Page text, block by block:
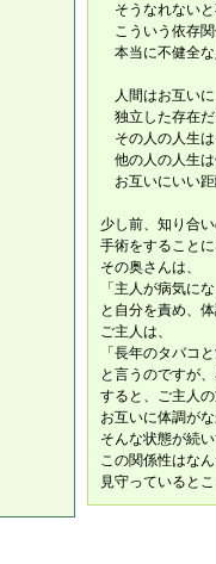
そうなれないと
こういう依存関
本当に不健全な
人間はお互いに
独立した存在だ
その人の人生は
他の人の人生は
お互いにいい距
少し前、知り合
手術をすること
その奥さんは、
「主人が病気に
と自分を責め、
ご主人は、
「長年のタバコ
と言うのですが
すると、ご主人
お互いに体調が
そんな状態が続い
この関係性はな
見守っているとこ